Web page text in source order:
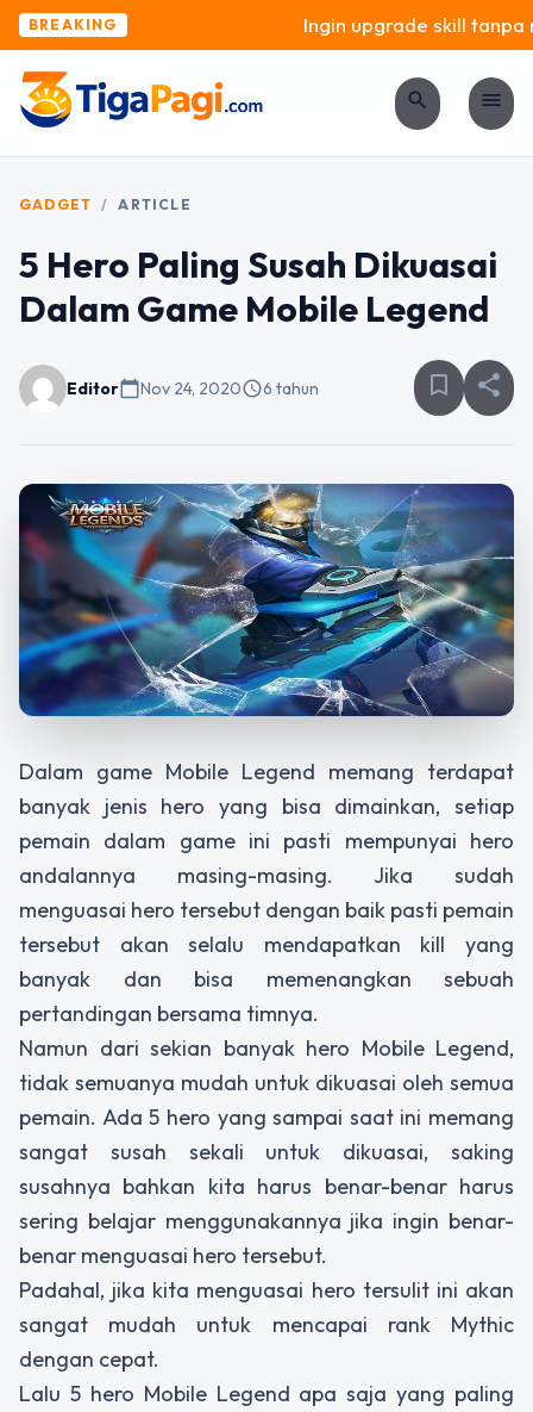
BREAKING Ingin upgrade skill tanpa
search menu
GADGET / ARTICLE
5 Hero Paling Susah Dikuasai
Dalam Game Mobile Legend
Editorcalendar_todayNov 24, 2020schedule6 tahun bookmark_border share
Dalam game Mobile Legend memang terdapat
banyak jenis hero yang bisa dimainkan, setiap
pemain dalam game ini pasti mempunyai hero
andalannya masing-masing. Jika sudah
menguasai hero tersebut dengan baik pasti pemain
tersebut akan selalu mendapatkan kill yang
banyak dan bisa memenangkan sebuah
pertandingan bersama timnya.
Namun dari sekian banyak hero Mobile Legend,
tidak semuanya mudah untuk dikuasai oleh semua
pemain. Ada 5 hero yang sampai saat ini memang
sangat susah sekali untuk dikuasai, saking
susahnya bahkan kita harus benar-benar harus
sering belajar menggunakannya jika ingin benar-
benar menguasai hero tersebut.
Padahal, jika kita menguasai hero tersulit ini akan
sangat mudah untuk mencapai rank Mythic
dengan cepat.
Lalu 5 hero Mobile Legend apa saja yang paling